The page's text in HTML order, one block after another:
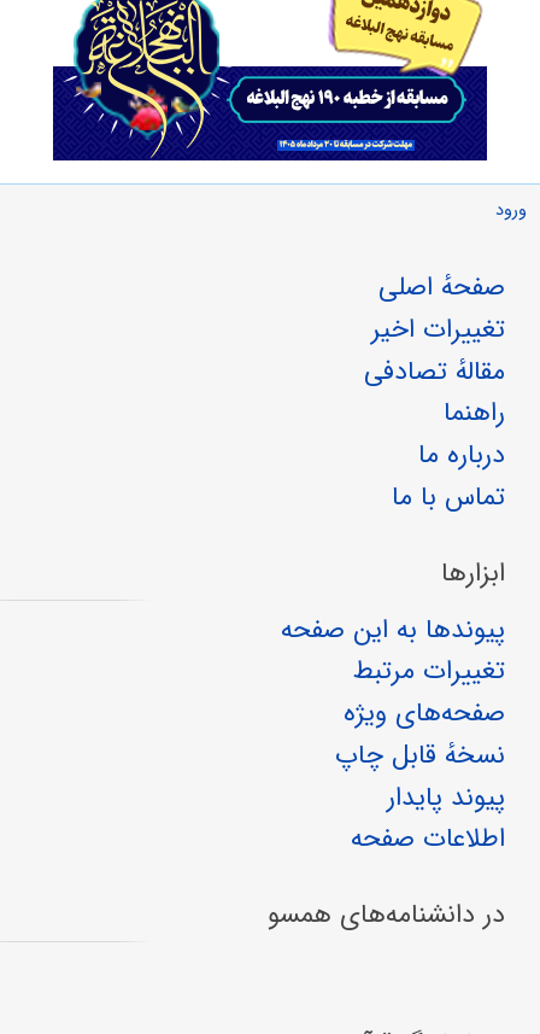
ورود
صفحهٔ اصلی
تغییرات اخیر
مقالهٔ تصادفی
راهنما
درباره ما
تماس با ما
ابزارها
پیوندها به این صفحه
تغییرات مرتبط
صفحه‌های ویژه
نسخهٔ قابل چاپ
پیوند پایدار
اطلاعات صفحه
در دانشنامه‌های همسو